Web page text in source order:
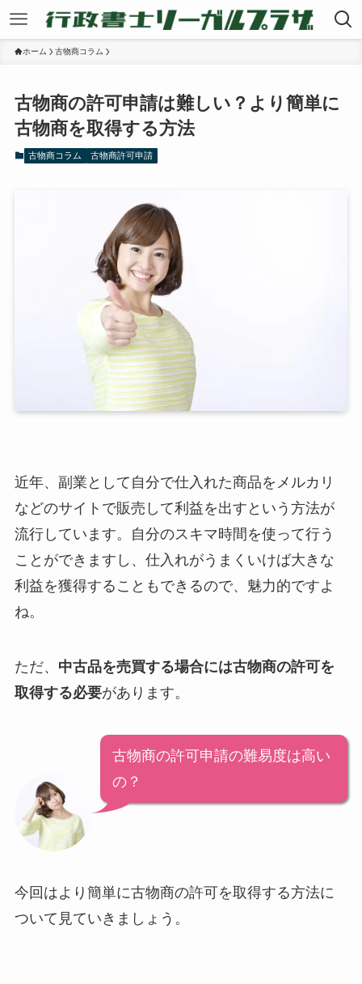
ホーム 古物商コラム
古物商の許可申請は難しい？より簡単に
古物商を取得する方法
古物商コラム 古物商許可申請
近年、副業として自分で仕入れた商品をメルカリ
などのサイトで販売して利益を出すという方法が
流行しています。自分のスキマ時間を使って行う
ことができますし、仕入れがうまくいけば大きな
利益を獲得することもできるので、魅力的ですよ
ね。
ただ、 中古品を売買する場合には古物商の許可を
取得する必要があります。
古物商の許可申請の難易度は高い
の？
今回はより簡単に古物商の許可を取得する方法に
ついて見ていきましょう。